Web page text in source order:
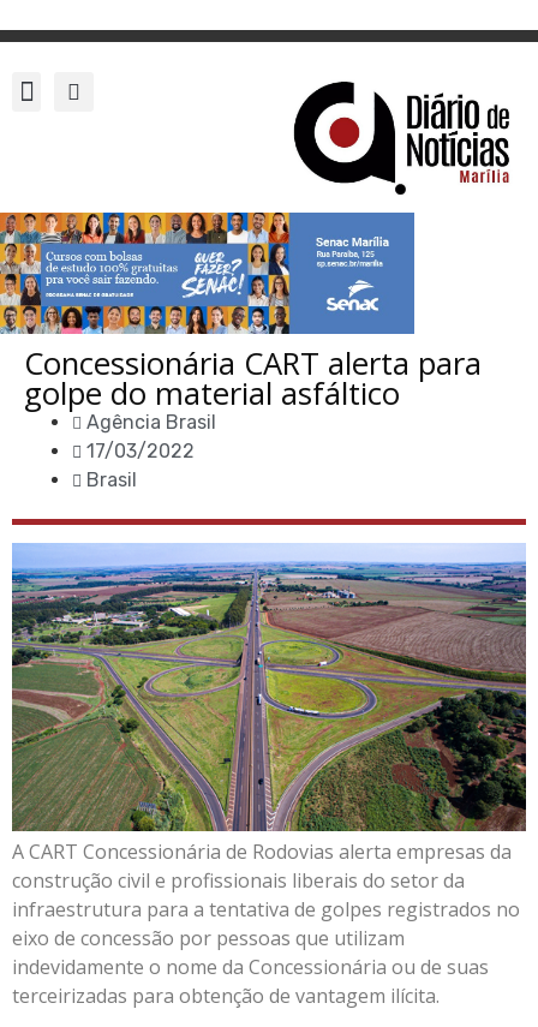
Concessionária CART alerta para
golpe do material asfáltico
Agência Brasil
17/03/2022
Brasil
A CART Concessionária de Rodovias alerta empresas da
construção civil e profissionais liberais do setor da
infraestrutura para a tentativa de golpes registrados no
eixo de concessão por pessoas que utilizam
indevidamente o nome da Concessionária ou de suas
terceirizadas para obtenção de vantagem ilícita.